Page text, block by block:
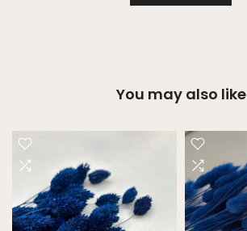
You may also like